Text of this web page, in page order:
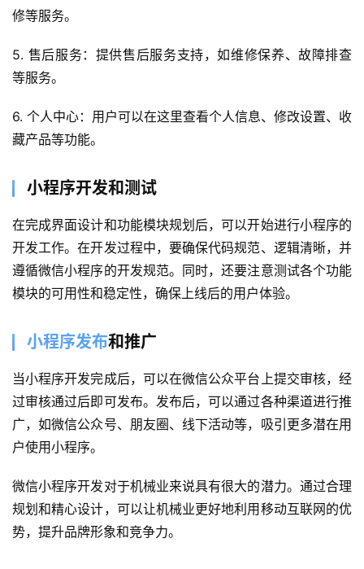
首
页
案
例
服
务
开
发
微
开
发
修等服务。
5. 售后服务：提供售后服务支持，如维修保养、故障排查
等服务。
6. 个人中心：用户可以在这里查看个人信息、修改设置、收
藏产品等功能。
小程序开发和测试
在完成界面设计和功能模块规划后，可以开始进行小程序的
开发工作。在开发过程中，要确保代码规范、逻辑清晰，并
遵循微信小程序的开发规范。同时，还要注意测试各个功能
模块的可用性和稳定性，确保上线后的用户体验。
小程序发布和推广
当小程序开发完成后，可以在微信公众平台上提交审核，经
过审核通过后即可发布。发布后，可以通过各种渠道进行推
广，如微信公众号、朋友圈、线下活动等，吸引更多潜在用
户使用小程序。
微信小程序开发对于机械业来说具有很大的潜力。通过合理
规划和精心设计，可以让机械业更好地利用移动互联网的优
势，提升品牌形象和竞争力。